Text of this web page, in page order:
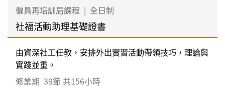
僱員再培訓局課程 | 全日制
社福活動助理基礎證書
由資深社工任教，安排外出實習活動帶領技巧，理論與
實踐並重。
修業期 39節 共156小時